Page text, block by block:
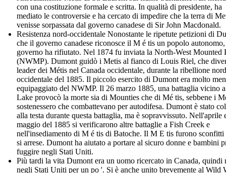
con una costituzione formale e scritta. In qualità di presidente, ha
mediato le controversie e ha cercato di impedire che la terra di
venisse sorpassata dal governo canadese di Sir John Macdonald.
Resistenza nord-occidentale Nonostante le ripetute petizioni di
che il governo canadese riconosce il M é tis un popolo
governo ha rifiutato. Nel 1874 fu inviata la North-West Mounted
(NWMP). Dumont guidò i Metis al fianco di Louis Riel, che
leader dei Métis nel Canada occidentale, durante la ribellione
occidentale del 1885. Il piccolo esercito di Dumont era molto
equipaggiato del NWMP. Il 26 marzo 1885, una battaglia vicino
Lake provocò la morte sia di Mounties che di Mé tis, sebbene i
sostenessero che combattevano per autodifesa. Dumont è stato
alla testa durante questa battaglia, ma è sopravvissuto. Nell'aprile
maggio del 1885 si verificarono altre battaglie a Fish Creek e
nell'insediamento di M é tis di Batoche. Il M E tis furono sconfitti
si arrese. Dumont ha aiutato a portare al sicuro donne e bambini
fuggire negli Stati Uniti.
Più tardi la vita Dumont era un uomo ricercato in Canada, quindi
negli Stati Uniti per un po '. Si è anche unito brevemente al Wild